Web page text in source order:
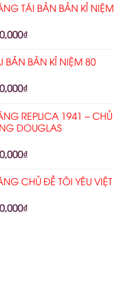
TÁI BẢN BẢN KỈ NIỆM
₫
BẢN BẢN KỈ NIỆM 80
₫
REPLICA 1941 – CHỦ
DOUGLAS
₫
CHỦ ĐỀ TÔI YÊU VIỆT
₫